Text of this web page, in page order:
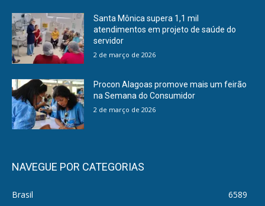
Santa Mônica supera 1,1 mil
atendimentos em projeto de saúde do
servidor
2 de março de 2026
Procon Alagoas promove mais um feirão
na Semana do Consumidor
2 de março de 2026
NAVEGUE POR CATEGORIAS
Brasil
6589